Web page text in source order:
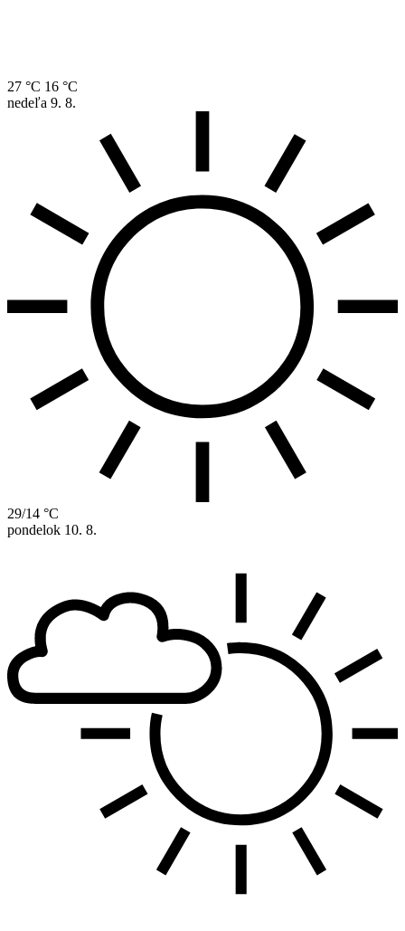
27 °C 16 °C
nedeľa 9. 8.
29/14 °C
pondelok 10. 8.